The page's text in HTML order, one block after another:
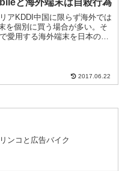
と海外端末は自殺行為
アKDDI中国に限らず海外では
を個別に買う場合が多い。そ
愛用する海外端末を日本のど
2017.06.22
ンコと広告バイク